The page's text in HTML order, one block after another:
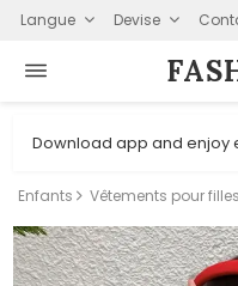
Langue Devise
Download app and enjoy
Enfants Vêtements pour filles